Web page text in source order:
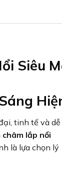
Siêu
tinh tế và dễ
lắp nổi
là lựa chọn lý